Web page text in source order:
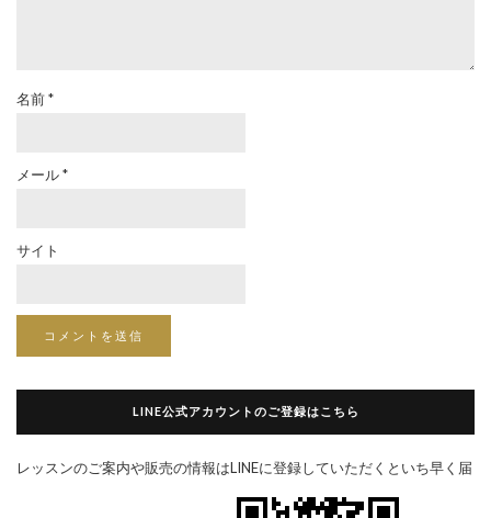
名前*
メール*
サイト
LINE公式アカウントのご登録はこちら
レッスンのご案内や販売の情報はLINEに登録していただくといち早く届